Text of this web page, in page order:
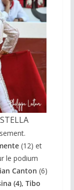
(12) et
le podium
Canton (6)
(4), Tibo